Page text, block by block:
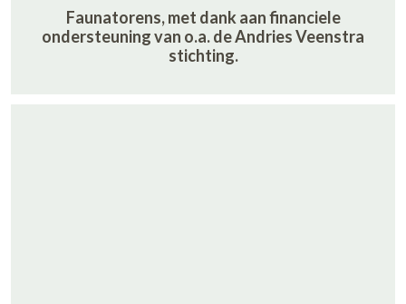
Faunatorens, met dank aan financiele
ondersteuning van o.a. de Andries Veenstra
stichting.